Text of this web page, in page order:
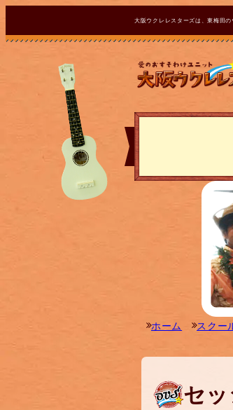
大阪ウクレレスターズは、東梅田
ホーム スクー
セッ